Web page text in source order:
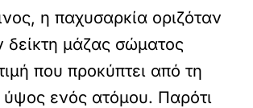
η παχυσαρκία οριζόταν
δείκτη μάζας σώματος
που προκύπτει από τη
ύψος ενός ατόμου. Παρότι